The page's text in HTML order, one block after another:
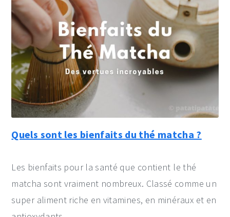
Quels sont les bienfaits du thé matcha ?
Les bienfaits pour la santé que contient le thé
matcha sont vraiment nombreux. Classé comme un
super aliment riche en vitamines, en minéraux et en